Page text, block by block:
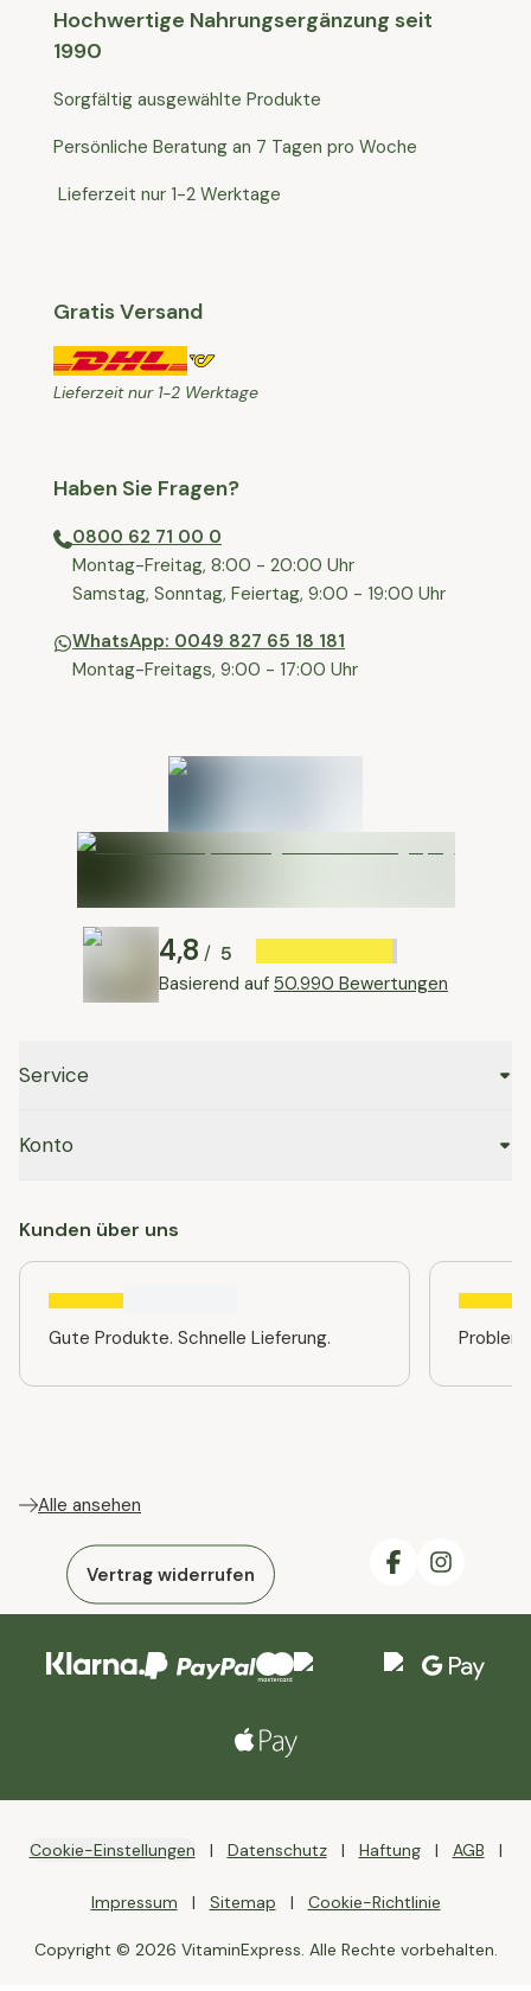
Hochwertige Nahrungsergänzung seit
1990
Sorgfältig ausgewählte Produkte
Persönliche Beratung an 7 Tagen pro Woche
Lieferzeit nur 1-2 Werktage
Gratis Versand
Lieferzeit nur 1-2 Werktage
Haben Sie Fragen?
0800 62 71 00 0
⁠⁠Montag-Freitag, 8:00 - 20:00 Uhr
⁠Samstag, Sonntag, Feiertag, 9:00 - 19:00 Uhr
WhatsApp: 0049 827 65 18 181
Montag-Freitags, 9:00 - 17:00 Uhr
4,8 / 5
Basierend auf 50.990 Bewertungen
Service
Konto
Kunden über uns
Gute Produkte. Schnelle Lieferung.
Alle ansehen
Vertrag widerrufen
Cookie-Einstellungen Datenschutz Haftung AGB
Impressum Sitemap Cookie-Richtlinie
Copyright © 2026 VitaminExpress. Alle Rechte vorbehalten.